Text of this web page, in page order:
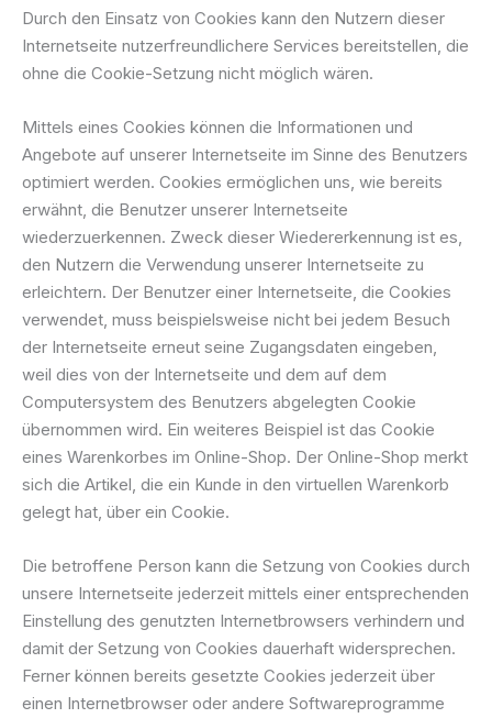
Durch den Einsatz von Cookies kann den Nutzern dieser
Internetseite nutzerfreundlichere Services bereitstellen, die
ohne die Cookie-Setzung nicht möglich wären.
Mittels eines Cookies können die Informationen und
Angebote auf unserer Internetseite im Sinne des Benutzers
optimiert werden. Cookies ermöglichen uns, wie bereits
erwähnt, die Benutzer unserer Internetseite
wiederzuerkennen. Zweck dieser Wiedererkennung ist es,
den Nutzern die Verwendung unserer Internetseite zu
erleichtern. Der Benutzer einer Internetseite, die Cookies
verwendet, muss beispielsweise nicht bei jedem Besuch
der Internetseite erneut seine Zugangsdaten eingeben,
weil dies von der Internetseite und dem auf dem
Computersystem des Benutzers abgelegten Cookie
übernommen wird. Ein weiteres Beispiel ist das Cookie
eines Warenkorbes im Online-Shop. Der Online-Shop merkt
sich die Artikel, die ein Kunde in den virtuellen Warenkorb
gelegt hat, über ein Cookie.
Die betroffene Person kann die Setzung von Cookies durch
unsere Internetseite jederzeit mittels einer entsprechenden
Einstellung des genutzten Internetbrowsers verhindern und
damit der Setzung von Cookies dauerhaft widersprechen.
Ferner können bereits gesetzte Cookies jederzeit über
einen Internetbrowser oder andere Softwareprogramme